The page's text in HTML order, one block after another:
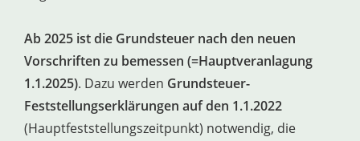
Ab 2025 ist die Grundsteuer nach den neuen
Vorschriften zu bemessen (=Hauptveranlagung
1.1.2025). Dazu werden Grundsteuer-
Feststellungserklärungen auf den 1.1.2022
(Hauptfeststellungszeitpunkt) notwendig, die